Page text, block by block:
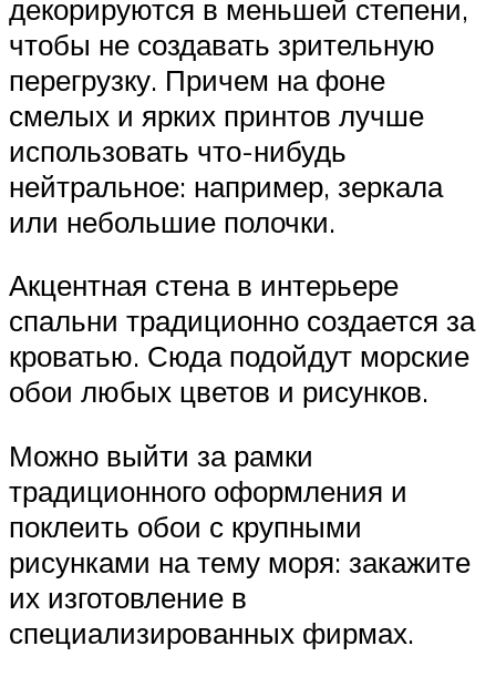
декорируются в меньшей степени,
чтобы не создавать зрительную
перегрузку. Причем на фоне
смелых и ярких принтов лучше
использовать что-нибудь
нейтральное: например, зеркала
или небольшие полочки.
Акцентная стена в интерьере
спальни традиционно создается за
кроватью. Сюда подойдут морские
обои любых цветов и рисунков.
Можно выйти за рамки
традиционного оформления и
поклеить обои с крупными
рисунками на тему моря: закажите
их изготовление в
специализированных фирмах.